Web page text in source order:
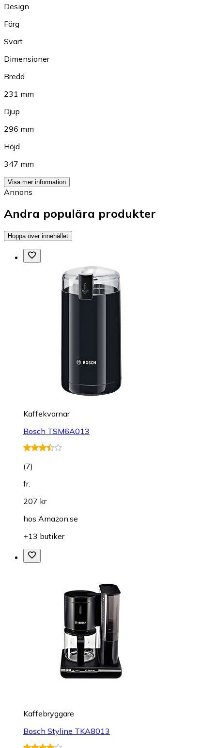
Design
Färg
Svart
Dimensioner
Bredd
231 mm
Djup
296 mm
Höjd
347 mm
Visa mer information
Annons
Andra populära produkter
Hoppa över innehållet
Kaffekvarnar
Bosch TSM6A013
(7)
fr.
207 kr
hos Amazon.se
+13 butiker
Kaffebryggare
Bosch Styline TKA8013